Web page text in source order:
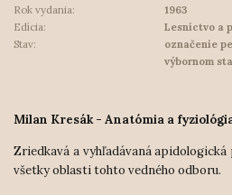
Rok vydania:
1963
Edícia:
Lesníctvo a
Stav:
označenie
výbornom
Milan Kresák - Anatómia a
Zriedkavá a vyhľadávaná
všetky oblasti tohto vedného odboru.